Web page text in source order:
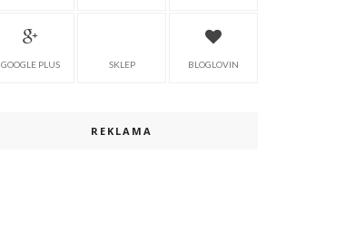
GOOGLE PLUS SKLEP BLOGLOVIN
REKLAMA